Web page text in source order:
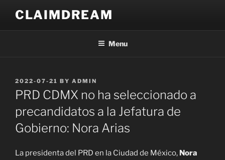
content
CLAIMDREAM
Menu
POSTED
ON
2022-07-21 BY ADMIN
PRD CDMX no ha seleccionado a
precandidatos a la Jefatura de
Gobierno: Nora Arias
La presidenta del PRD en la Ciudad de México, Nora